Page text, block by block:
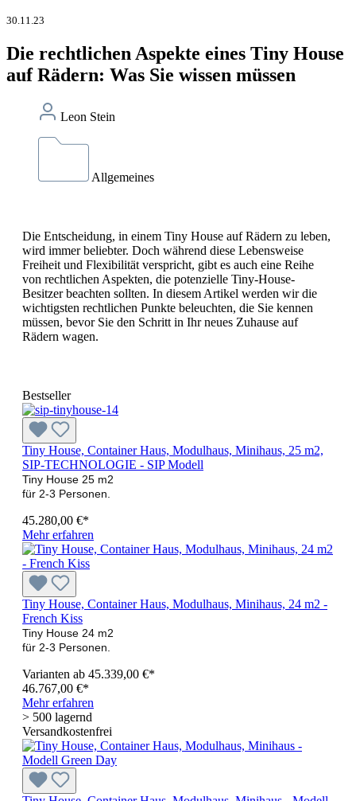
30.11.23
Die rechtlichen Aspekte eines Tiny House
auf Rädern: Was Sie wissen müssen
Leon Stein
Allgemeines
Die Entscheidung, in einem Tiny House auf Rädern zu leben,
wird immer beliebter. Doch während diese Lebensweise
Freiheit und Flexibilität verspricht, gibt es auch eine Reihe
von rechtlichen Aspekten, die potenzielle Tiny-House-
Besitzer beachten sollten. In diesem Artikel werden wir die
wichtigsten rechtlichen Punkte beleuchten, die Sie kennen
müssen, bevor Sie den Schritt in Ihr neues Zuhause auf
Rädern wagen.
Bestseller
Tiny House, Container Haus, Modulhaus, Minihaus, 25 m2,
SIP-TECHNOLOGIE - SIP Modell
Tiny House 25 m2
für 2-3 Personen.
45.280,00 €*
Mehr erfahren
Tiny House, Container Haus, Modulhaus, Minihaus, 24 m2 -
French Kiss
Tiny House 24 m2
für 2-3 Personen.
Varianten ab 45.339,00 €*
46.767,00 €*
Mehr erfahren
> 500 lagernd
Versandkostenfrei